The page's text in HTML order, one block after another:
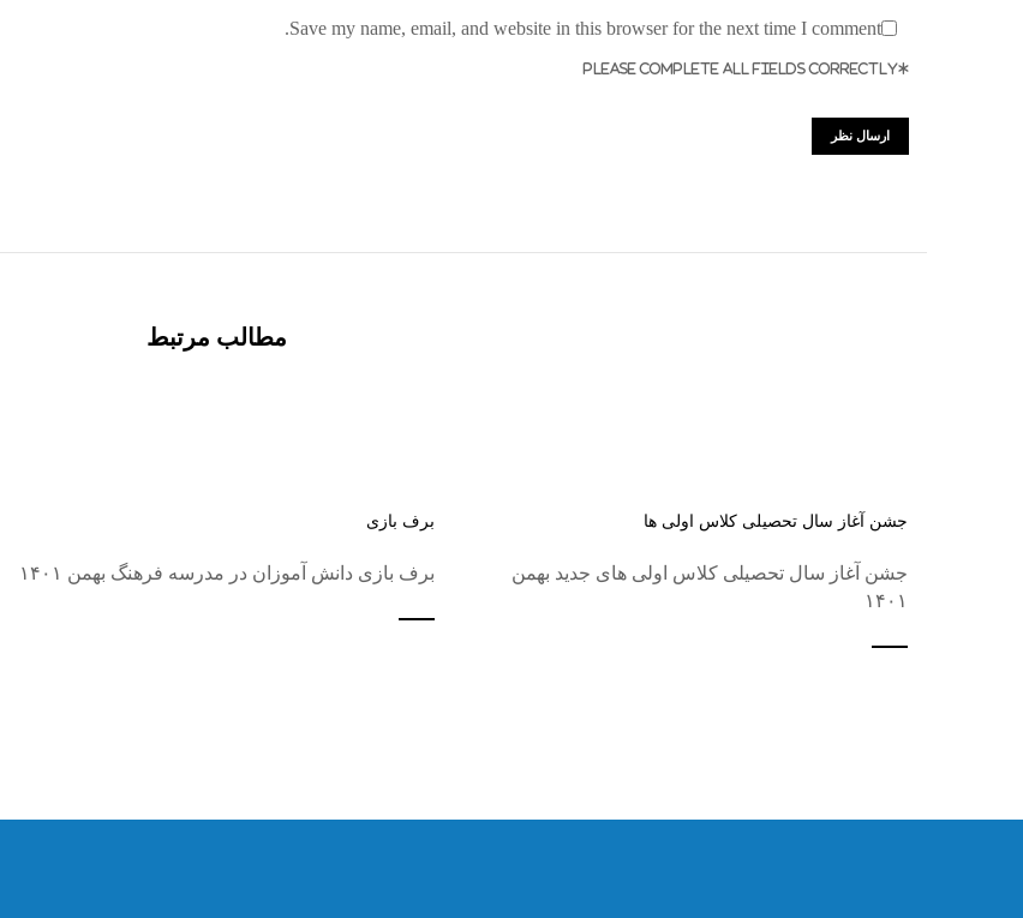
Save my name, email, and website in this browser for the next time I comment.
*PLEASE COMPLETE ALL FIELDS CORRECTLY
مطالب مرتبط
برف بازی
برف بازی دانش آموزان در مدرسه فرهنگ بهمن ۱۴۰۱
جشن آغاز سال تحصیلی کلاس اولی ها
جشن آغاز سال تحصیلی کلاس اولی های جدید بهمن
۱۴۰۱